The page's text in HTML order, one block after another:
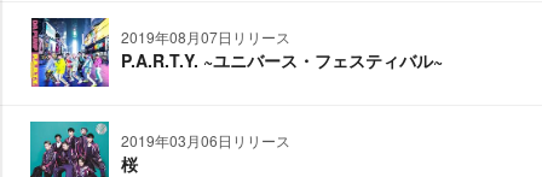
2019年08月07日リリース
P.A.R.T.Y. ~ユニバース・フェスティバル~
2019年03月06日リリース
桜